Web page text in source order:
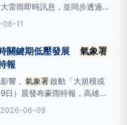
雷雨即時訊息，並同步透過災
地民眾發送細胞廣播簡訊。
間預計持續至下午5時32
強陣風及密集的閃電落雷。中
11
關鍵期低壓發展
氣象署
報
響， 氣象署啟動「大規模或
日）晨發布豪雨特報，高雄市
雨機率，桃園市、苗栗縣山
山區、雲林縣、嘉義縣、台南
2026-06-09